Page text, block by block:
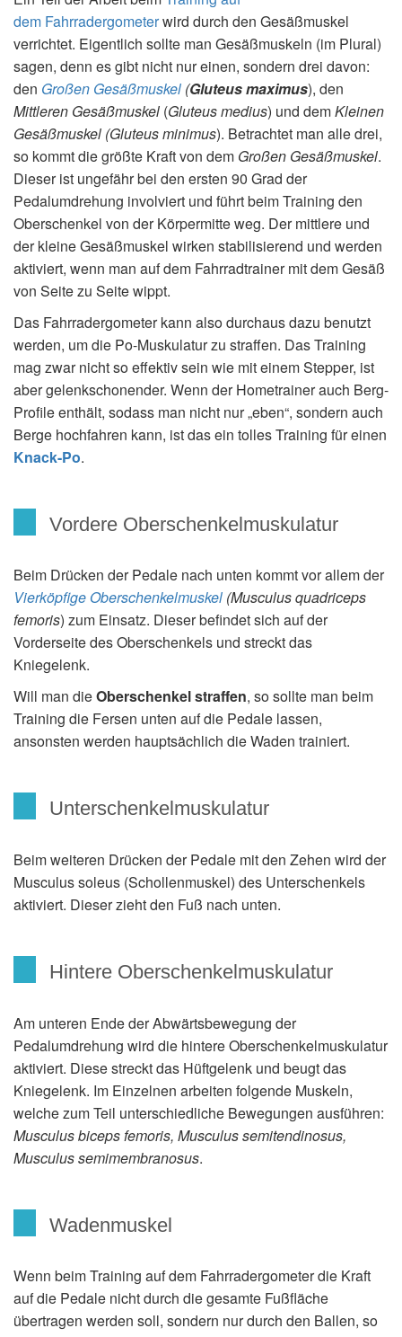
dem Fahrradergometerwird durch den Gesäßmuskel
verrichtet. Eigentlich sollte man Gesäßmuskeln (im Plural)
sagen, denn es gibt nicht nur einen, sondern drei davon:
den Großen Gesäßmuskel (Gluteus maximus), den
Mittleren Gesäßmuskel (Gluteus medius) und demKleinen
Gesäßmuskel (Gluteus minimus). Betrachtet man alle drei,
so kommt die größte Kraft von dem Großen Gesäßmuskel.
Dieser ist ungefähr bei den ersten 90 Grad der
Pedalumdrehung involviert und führt beim Training den
Oberschenkel von der Körpermitte weg. Der mittlere und
der kleine Gesäßmuskel wirken stabilisierend und werden
aktiviert, wenn man auf dem Fahrradtrainer mit dem Gesäß
von Seite zu Seite wippt.
Das Fahrradergometer kann also durchaus dazu benutzt
werden, um die Po-Muskulatur zu straffen. Das Training
mag zwar nicht so effektiv sein wie mit einem Stepper, ist
aber gelenkschonender. Wenn der Hometrainer auch Berg-
Profile enthält, sodass man nicht nur „eben“, sondern auch
Berge hochfahren kann, ist das ein tolles Training für einen
Knack-Po.
Vordere Oberschenkelmuskulatur
Beim Drücken der Pedale nach unten kommt vor allem der
Vierköpfige Oberschenkelmuskel (Musculus quadriceps
femoris) zum Einsatz. Dieser befindet sich auf der
Vorderseite des Oberschenkels und streckt das
Kniegelenk.
Will man dieOberschenkel straffen, so sollte man beim
Training die Fersen unten auf die Pedale lassen,
ansonsten werden hauptsächlich die Waden trainiert.
Unterschenkelmuskulatur
Beim weiteren Drücken der Pedale mit den Zehen wird der
Musculus soleus (Schollenmuskel) des Unterschenkels
aktiviert. Dieser zieht den Fuß nach unten.
Hintere Oberschenkelmuskulatur
Am unteren Ende der Abwärtsbewegung der
Pedalumdrehung wird die hintere Oberschenkelmuskulatur
aktiviert. Diese streckt das Hüftgelenk und beugt das
Kniegelenk. Im Einzelnen arbeiten folgende Muskeln,
welche zum Teil unterschiedliche Bewegungen ausführen:
Musculus biceps femoris, Musculus semitendinosus,
Musculus semimembranosus.
Wadenmuskel
Wenn beim Training auf dem Fahrradergometer die Kraft
auf die Pedale nicht durch die gesamte Fußfläche
übertragen werden soll, sondern nur durch den Ballen, so